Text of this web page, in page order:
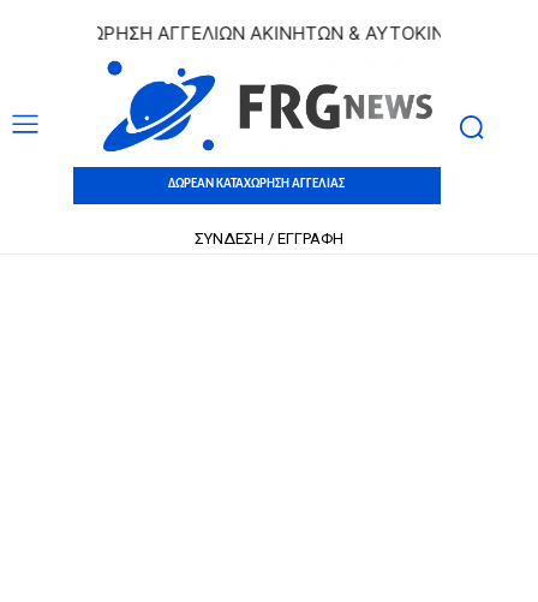
ΑΓΓΕΛΙΩΝ ΑΚΙΝΗΤΩΝ & ΑΥΤΟΚΙΝΗΤΩΝ |
ΔΩΡΕΑΝ ΚΑΤΑΧΩΡΗΣΗ ΑΓΓΕΛΙΑΣ
ΣΥΝΔΕΣΗ / ΕΓΓΡΑΦΗ